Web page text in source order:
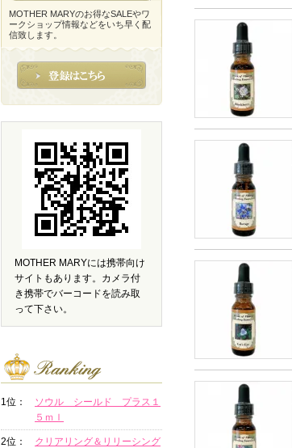
MOTHER MARYのお得なSALEやワ
ークショップ情報などをいち早く配
信致します。
MOTHER MARYには携帯向け
サイトもあります。カメラ付
き携帯でバーコードを読み取
って下さい。
1位：
ソウル シールド プラス１
５ｍｌ
2位：
クリアリング＆リリーシング